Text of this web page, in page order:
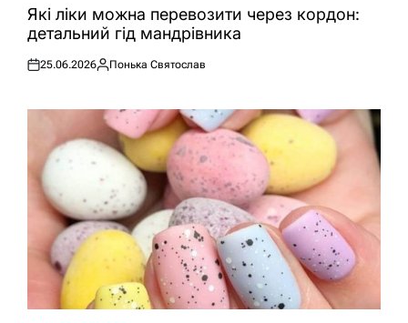
УЯкі ліки можна перевозити через кордон:
детальний гід мандрівника
Оприлюднено
25.06.2026
Опубліковано
Понька Святослав